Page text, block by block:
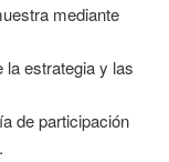
mediante
la estrategia y las
de participación